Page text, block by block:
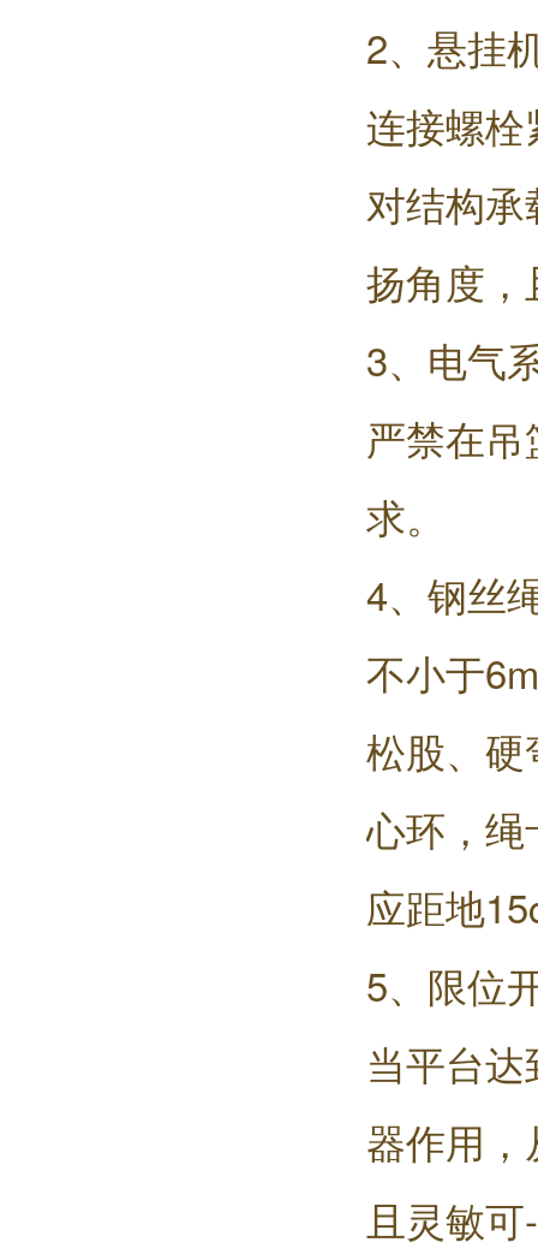
2、悬挂
连接螺
对结构
扬角度
3、电气
严禁在
求。
4、钢丝
不小于
松股、
心环，
应距地
5、限位
当平台
器作用
且灵敏